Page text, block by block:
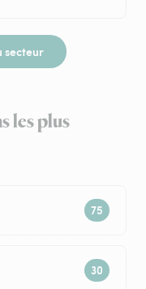
secteur
les plus